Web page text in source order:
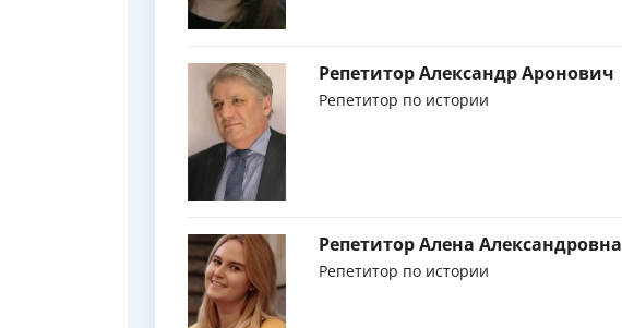
Репетитор Александр Аронович
Репетитор по истории
Репетитор Алена Александровна
Репетитор по истории